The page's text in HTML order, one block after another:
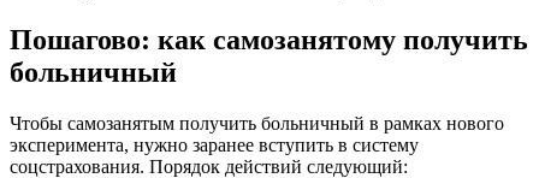
Пошагово: как самозанятому получить
больничный
Чтобы самозанятым получить больничный в рамках нового
эксперимента, нужно заранее вступить в систему
соцстрахования. Порядок действий следующий: